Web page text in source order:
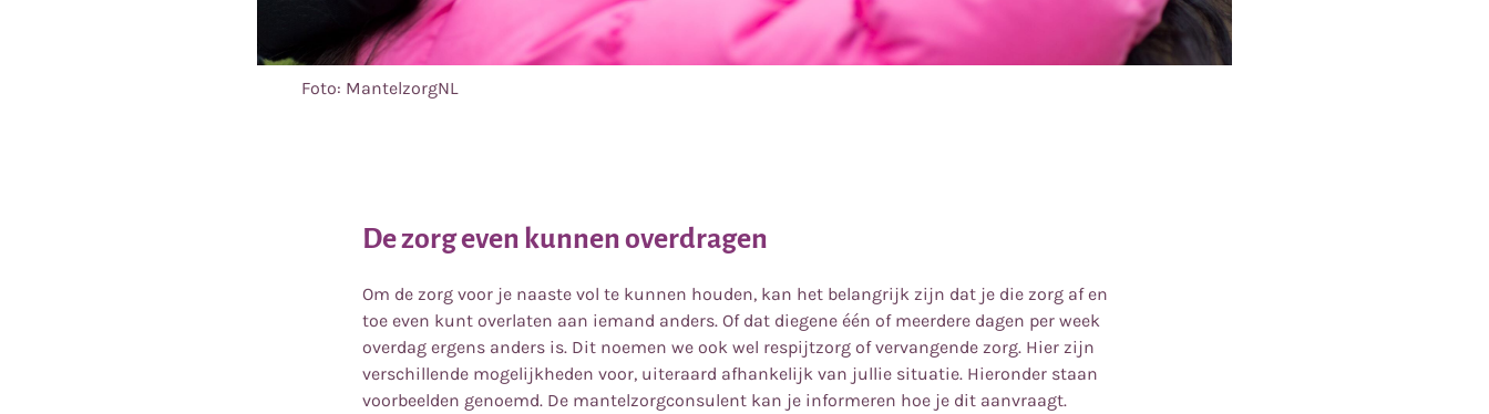
Foto: MantelzorgNL
De zorg even kunnen overdragen
Om de zorg voor je naaste vol te kunnen houden, kan het belangrijk zijn dat je die zorg af en
toe even kunt overlaten aan iemand anders. Of dat diegene één of meerdere dagen per week
overdag ergens anders is. Dit noemen we ook wel respijtzorg of vervangende zorg. Hier zijn
verschillende mogelijkheden voor, uiteraard afhankelijk van jullie situatie. Hieronder staan
voorbeelden genoemd. De mantelzorgconsulent kan je informeren hoe je dit aanvraagt.